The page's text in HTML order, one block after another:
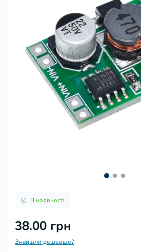
В наявності
38.00 грн
Знайшли дешевше?